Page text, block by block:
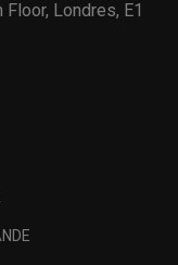
Londres, E1